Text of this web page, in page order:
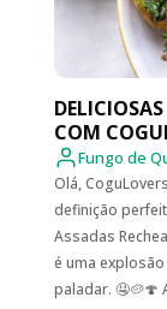
COM
Fungo de
Olá,
definição
Assadas
é uma
paladar. 🤤🥔🍄